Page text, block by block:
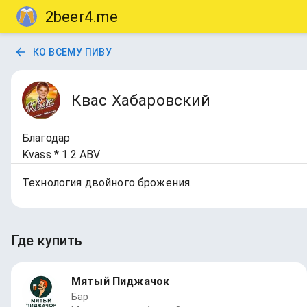
2beer4.me
КО ВСЕМУ ПИВУ
Квас Хабаровский
Благодар
Kvass * 1.2 ABV
Технология двойного брожения.
Где купить
Мятый Пиджачок
Бар